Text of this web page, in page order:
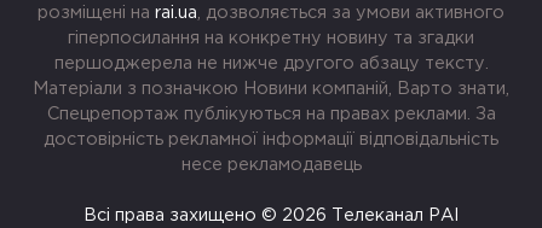
розміщені на rai.ua , дозволяється за умови активного
гіперпосилання на конкретну новину та згадки
першоджерела не нижче другого абзацу тексту.
Матеріали з позначкою Новини компаній, Варто знати,
Спецрепортаж публікуються на правах реклами. За
достовірність рекламної інформації відповідальність
несе рекламодавець
Всі права захищено © 2026 Телеканал РАІ